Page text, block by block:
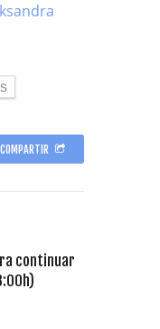
COMPARTIR
continuar